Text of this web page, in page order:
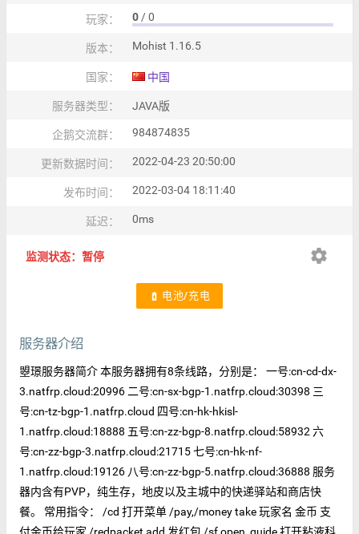
玩家： 0 / 0
版本： Mohist 1.16.5
国家： 中国
服务器类型： JAVA版
企鹅交流群： 984874835
更新数据时间： 2022-04-23 20:50:00
发布时间： 2022-03-04 18:11:40
延迟： 0ms
监测状态：暂停 settings
battery_charging_full 电池/充电
服务器介绍
曌璟服务器简介 本服务器拥有8条线路，分别是： 一号:cn-cd-dx-
3.natfrp.cloud:20996 二号:cn-sx-bgp-1.natfrp.cloud:30398 三
号:cn-tz-bgp-1.natfrp.cloud 四号:cn-hk-hkisl-
1.natfrp.cloud:18888 五号:cn-zz-bgp-8.natfrp.cloud:58932 六
号:cn-zz-bgp-3.natfrp.cloud:21715 七号:cn-hk-nf-
1.natfrp.cloud:19126 八号:cn-zz-bgp-5.natfrp.cloud:36888 服务
器内含有PVP，纯生存，地皮以及主城中的快递驿站和商店快
餐。 常用指令： /cd 打开菜单 /pay,/money take 玩家名 金币 支